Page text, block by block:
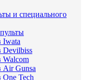
и специального
Iwata
Devilbiss
Walcom
Air Gunsa
One Tech